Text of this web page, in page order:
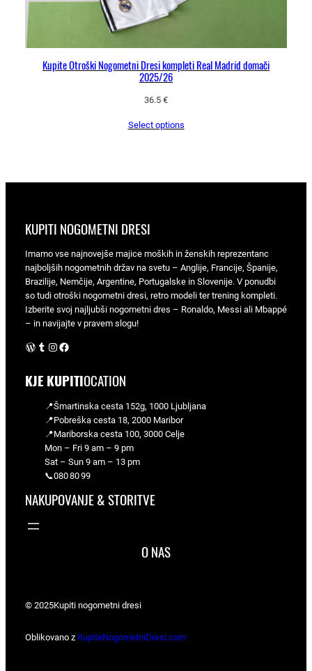
Kupite Otroški Nogometni Dresi kompleti Real Madrid domači
2025/26
36.5 €
Select options
KUPITI NOGOMETNI DRESI
Imamo vse najnovejše majice moških in ženskih reprezentanc
najboljših nogometnih držav na svetu – Anglije, Francije, Španije,
Brazilije, Nemčije, Argentine, Portugalske in Slovenije. V ponudbi
so tudi otroški nogometni dresi, retro modeli ter trening kompleti.
Izberite svoj najljubši nogometni dres – Ronaldo, Messi ali Mbappé
– in navijajte v pravem slogu!
WordPress Instagram Facebook
KJE KUPITIOCATION
📍Šmartinska cesta 152g, 1000 Ljubljana
📍Pobreška cesta 18, 2000 Maribor
📍Mariborska cesta 100, 3000 Celje
Mon – Fri 9 am – 9 pm
Sat – Sun 9 am – 13 pm
📞080 80 99
NAKUPOVANJE & STORITVE
O NAS
© 2025Kupiti nogometni dresi
Oblikovano z KupiteNogometniDresi.com